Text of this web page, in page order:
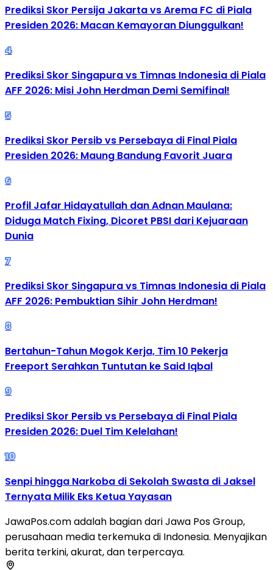
Prediksi Skor Persija Jakarta vs Arema FC di Piala
Presiden 2026: Macan Kemayoran Diunggulkan!
4
Prediksi Skor Singapura vs Timnas Indonesia di Piala
AFF 2026: Misi John Herdman Demi Semifinal!
5
Prediksi Skor Persib vs Persebaya di Final Piala
Presiden 2026: Maung Bandung Favorit Juara
6
Profil Jafar Hidayatullah dan Adnan Maulana:
Diduga Match Fixing, Dicoret PBSI dari Kejuaraan
Dunia
7
Prediksi Skor Singapura vs Timnas Indonesia di Piala
AFF 2026: Pembuktian Sihir John Herdman!
8
Bertahun-Tahun Mogok Kerja, Tim 10 Pekerja
Freeport Serahkan Tuntutan ke Said Iqbal
9
Prediksi Skor Persib vs Persebaya di Final Piala
Presiden 2026: Duel Tim Kelelahan!
10
Senpi hingga Narkoba di Sekolah Swasta di Jaksel
Ternyata Milik Eks Ketua Yayasan
JawaPos.com adalah bagian dari Jawa Pos Group,
perusahaan media terkemuka di Indonesia. Menyajikan
berita terkini, akurat, dan terpercaya.